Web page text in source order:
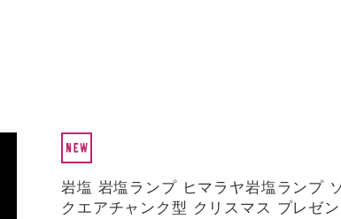
岩塩 岩塩ランプ ヒマラヤ岩塩ランプ
クエアチャンク型 クリスマス プレゼ